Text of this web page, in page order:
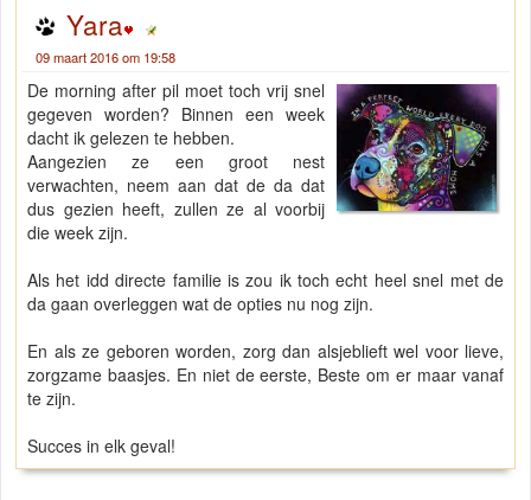
Yara
09 maart 2016 om 19:58
De morning after pil moet toch vrij snel
gegeven worden? Binnen een week
dacht ik gelezen te hebben.
Aangezien ze een groot nest
verwachten, neem aan dat de da dat
dus gezien heeft, zullen ze al voorbij
die week zijn.
Als het idd directe familie is zou ik toch echt heel snel met de
da gaan overleggen wat de opties nu nog zijn.
En als ze geboren worden, zorg dan alsjeblieft wel voor lieve,
zorgzame baasjes. En niet de eerste, Beste om er maar vanaf
te zijn.
Succes in elk geval!